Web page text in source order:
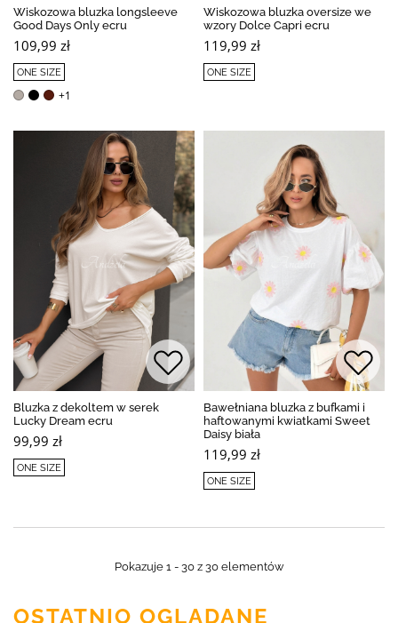
Wiskozowa bluzka longsleeve
Good Days Only ecru
109,99 zł
ONE SIZE
+1
Wiskozowa bluzka oversize we
wzory Dolce Capri ecru
119,99 zł
ONE SIZE
Bluzka z dekoltem w serek
Lucky Dream ecru
99,99 zł
ONE SIZE
Bawełniana bluzka z bufkami i
haftowanymi kwiatkami Sweet
Daisy biała
119,99 zł
ONE SIZE
Pokazuje 1 - 30 z 30 elementów
OSTATNIO OGLĄDANE